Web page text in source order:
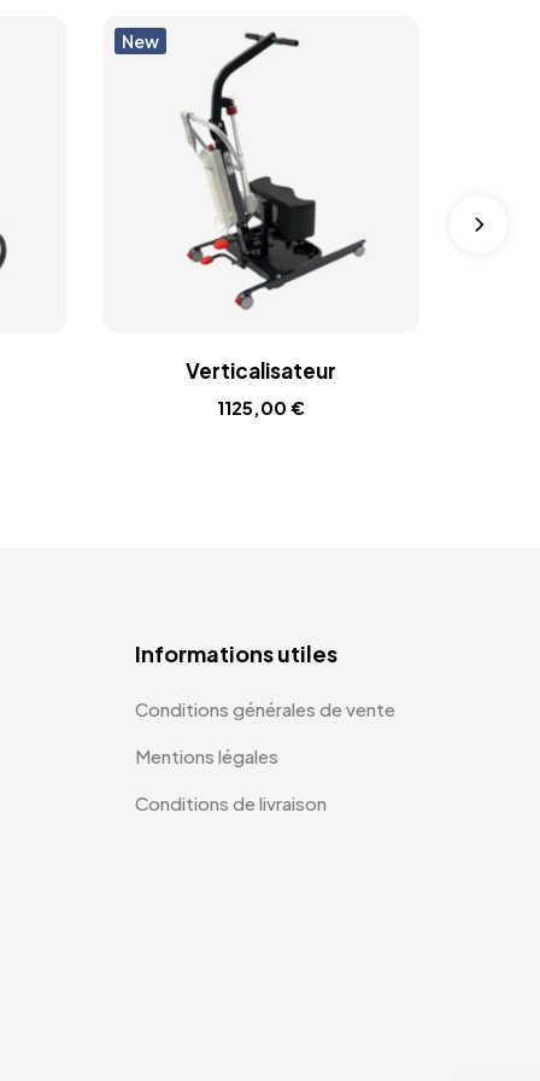
New
Verticalisateur
1125,00 €
Informations utiles
Conditions générales de vente
Mentions légales
Conditions de livraison